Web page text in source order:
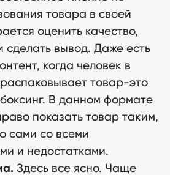
товара в своей
оценить качество,
сделать вывод. Даже есть
когда человек в
товар-это
В данном формате
показать товар таким,
сами со всеми
и недостатками.
Здесь все ясно. Чаще